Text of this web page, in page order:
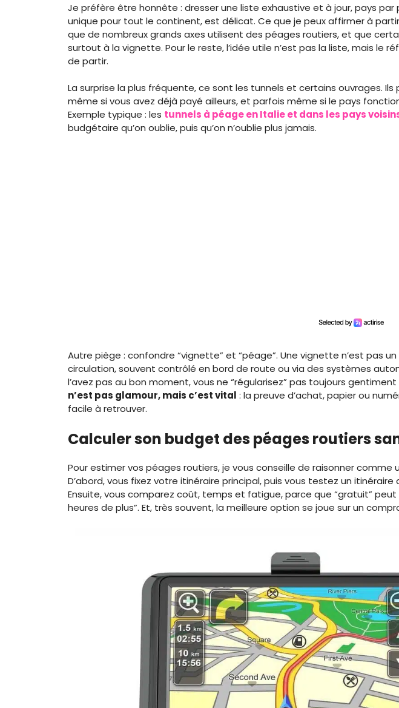
Je préfère être honnête : dresser une liste exhaustive et à jour, pays par
unique pour tout le continent, est délicat. Ce que je peux affirmer à
que de nombreux grands axes utilisent des péages routiers, et que
surtout à la vignette. Pour le reste, l’idée utile n’est pas la liste, mais le
de partir.
La surprise la plus fréquente, ce sont les tunnels et certains ouvrages.
même si vous avez déjà payé ailleurs, et parfois même si le pays
Exemple typique : les tunnels à péage en Italie et dans les pays
budgétaire qu’on oublie, puis qu’on n’oublie plus jamais.
Autre piège : confondre “vignette” et “péage”. Une vignette n’est pas
circulation, souvent contrôlé en bord de route ou via des systèmes
l’avez pas au bon moment, vous ne “régularisez” pas toujours
n’est pas glamour, mais c’est vital : la preuve d’achat, papier ou
facile à retrouver.
Calculer son budget des péages routiers
Pour estimer vos péages routiers, je vous conseille de raisonner comme
D’abord, vous fixez votre itinéraire principal, puis vous testez un itinéraire
Ensuite, vous comparez coût, temps et fatigue, parce que “gratuit” peut
heures de plus”. Et, très souvent, la meilleure option se joue sur un